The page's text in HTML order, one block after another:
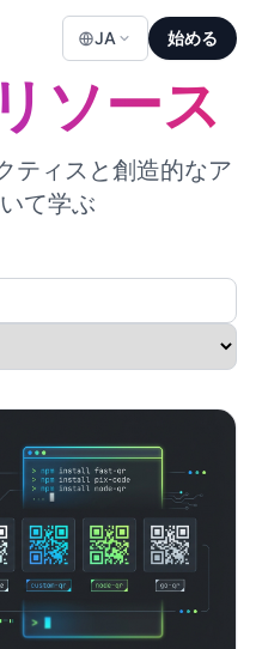
JA 始める
ソース
ティスと創造的なア
て学ぶ